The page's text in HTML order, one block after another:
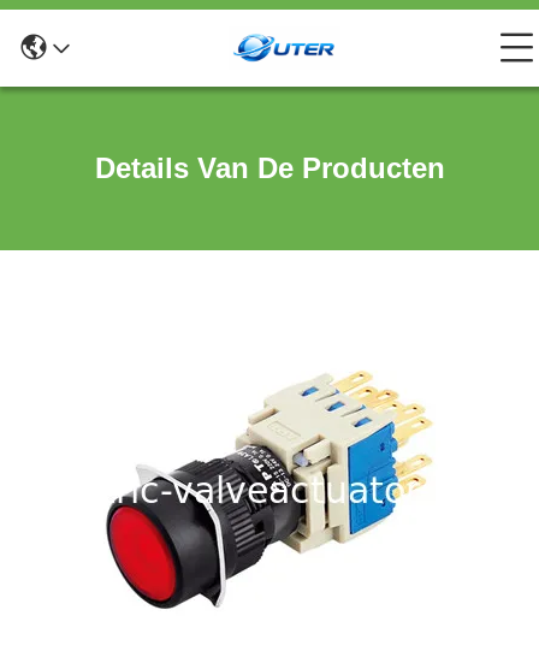
Details Van De Producten